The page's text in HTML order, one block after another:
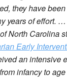
they have
years of effort.
North Carolina
Early
an intensive
infancy to